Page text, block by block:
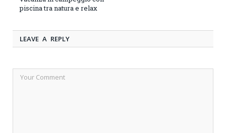
piscina tra natura e relax
LEAVE A REPLY